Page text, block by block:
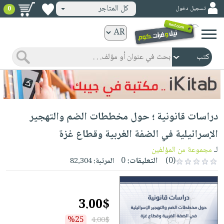
ورقية
المواضيع
صدر
حديثاً
الأكثر
مبيعاً
جوائز
شحن
مخفض
عروض
خاصة
صفحات
مشوقة
كتب
الكترونية
الرئيسية
صدر
حديثاً
الأكثر
مبيعاً
كتب
مجانية
صوتية
الصفحة
الرئيسية
masmu3
حدود
أطفال
وناشئة
الصفحة
وسائل
تسجيل دخول كل المتاجر 0
دراسات قانونية ؛ حول مخططات الضم والتهجير
الإسرائيلية في الضفة الغربية وقطاع غزة
لـمجموعة من المؤلفين
(0)
التعليقات:0 المرتبة:82,304
3.00$
4.00$
%25